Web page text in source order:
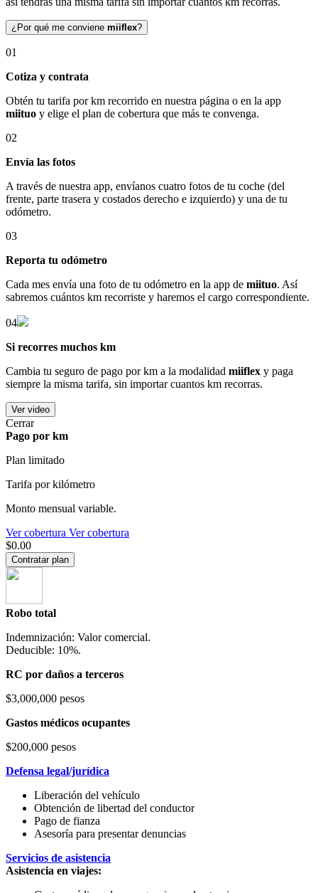
¿Por qué me conviene miiflex?
01
Cotiza y contrata
Obtén tu tarifa por km recorrido en nuestra página o en la app
miituo y elige el plan de cobertura que más te convenga.
02
Envía las fotos
A través de nuestra app, envíanos cuatro fotos de tu coche (del
frente, parte trasera y costados derecho e izquierdo) y una de tu
odómetro.
03
Reporta tu odómetro
Cada mes envía una foto de tu odómetro en la app de miituo. Así
sabremos cuántos km recorriste y haremos el cargo correspondiente.
04
Si recorres muchos km
Cambia tu seguro de pago por km a la modalidad miiflex y paga
siempre la misma tarifa, sin importar cuantos km recorras.
Ver video
Cerrar
Pago por km
Plan limitado
Tarifa por kilómetro
Monto mensual variable.
Ver cobertura Ver cobertura
$0.00
Contratar plan
Robo total
Indemnización: Valor comercial.
Deducible: 10%.
RC por daños a terceros
$3,000,000 pesos
Gastos médicos ocupantes
$200,000 pesos
Defensa legal/jurídica
Liberación del vehículo
Obtención de libertad del conductor
Pago de fianza
Asesoría para presentar denuncias
Servicios de asistencia
Asistencia en viajes: